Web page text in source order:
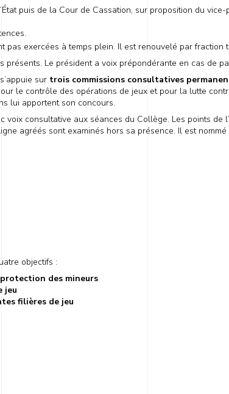
puis de la Cour de Cassation, sur proposition du
pas exercées à temps plein. Il est renouvelé par fraction
présents. Le président a voix prépondérante en cas de
sur trois commissions consultatives
le contrôle des opérations de jeux et pour la lutte
lui apportent son concours.
voix consultative aux séances du Collège. Les points de
agréés sont examinés hors sa présence. Il est
objectifs :
des mineurs
jeu
filières de jeu